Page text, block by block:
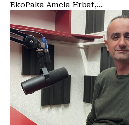
EkoPaka Amela Hrbat,...